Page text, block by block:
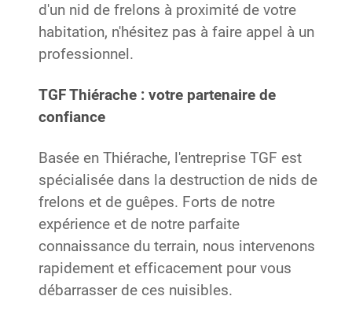
d'un nid de frelons à proximité de votre
habitation, n'hésitez pas à faire appel à un
professionnel.
TGF Thiérache : votre partenaire de
confiance
Basée en Thiérache, l'entreprise TGF est
spécialisée dans la destruction de nids de
frelons et de guêpes. Forts de notre
expérience et de notre parfaite
connaissance du terrain, nous intervenons
rapidement et efficacement pour vous
débarrasser de ces nuisibles.